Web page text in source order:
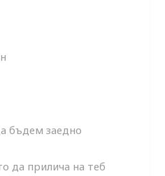
бъдем заедно
да прилича на теб